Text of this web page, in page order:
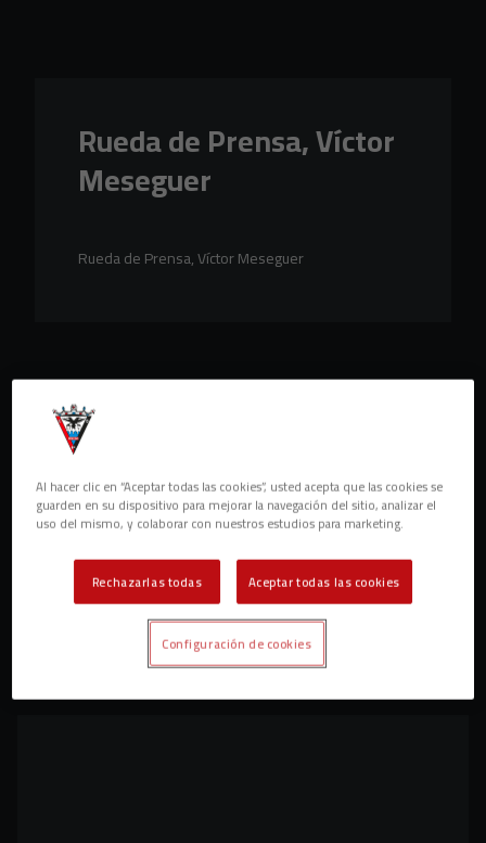
Rueda de Prensa, Víctor
Meseguer
Rueda de Prensa, Víctor Meseguer
Al hacer clic en “Aceptar todas las cookies”, usted acepta que las cookies se
guarden en su dispositivo para mejorar la navegación del sitio, analizar el
uso del mismo, y colaborar con nuestros estudios para marketing.
Rechazarlas todas Aceptar todas las cookies
Configuración de cookies